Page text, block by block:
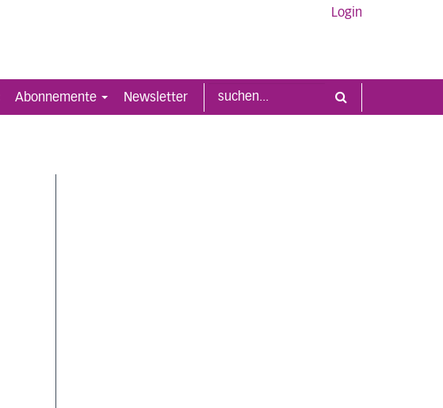
Login
Abonnemente Newsletter